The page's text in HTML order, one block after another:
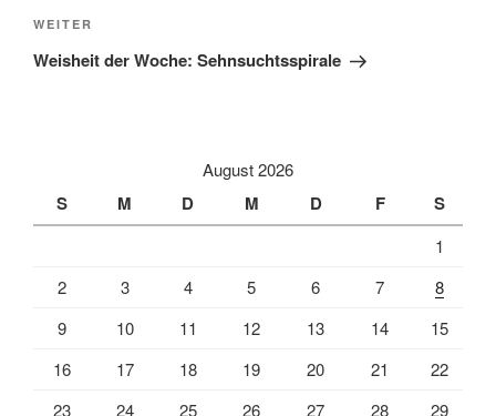
Nächster
Beitrag
WEITER
Weisheit der Woche: Sehnsuchtsspirale
August 2026
S M D M D F S
1
2
3 4 5 6 7
8
9
10 11 12 13 14
15
16
17 18 19 20 21
22
23
24 25 26 27 28 29